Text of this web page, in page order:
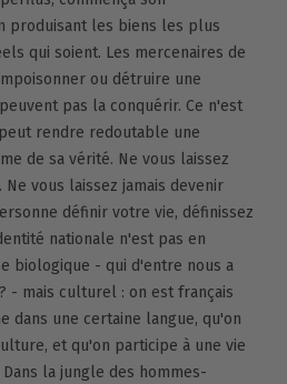
produisant les biens les plus
qui soient. Les mercenaires de
ou détruire une
pas la conquérir. Ce n'est
rendre redoutable une
de sa vérité. Ne vous laissez
vous laissez jamais devenir
définir votre vie, définissez
nationale n'est pas en
biologique - qui d'entre nous a
- mais culturel : on est français
dans une certaine langue, qu'on
et qu'on participe à une vie
la jungle des hommes-